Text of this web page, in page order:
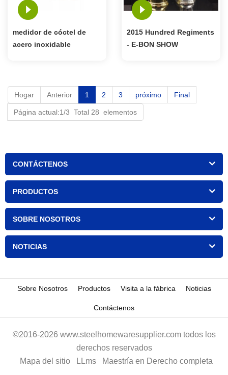
medidor de cóctel de
acero inoxidable
2015 Hundred Regiments
- E-BON SHOW
Hogar Anterior 1 2 3 próximo Final
Página actual:1/3 Total 28 elementos
CONTÁCTENOS
PRODUCTOS
SOBRE NOSOTROS
NOTICIAS
Sobre Nosotros Productos Visita a la fábrica Noticias
Contáctenos
©2016-2026 www.steelhomewaresupplier.com todos los
derechos reservados
Mapa del sitio
LLms Maestría en Derecho completa